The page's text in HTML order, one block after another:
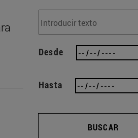
Desde
Hasta
BUSCAR